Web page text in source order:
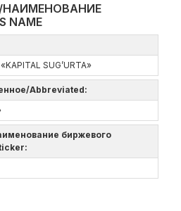
НАИМЕНОВАНИЕ
NAME
SUG’URTA»
Abbreviated:
биржевого